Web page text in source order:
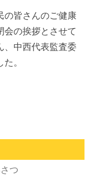
の皆さんのご健康
会の挨拶とさせて
、中西代表監査委
。
つ